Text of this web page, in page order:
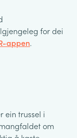
for dei
appen.
ein trussel i
om